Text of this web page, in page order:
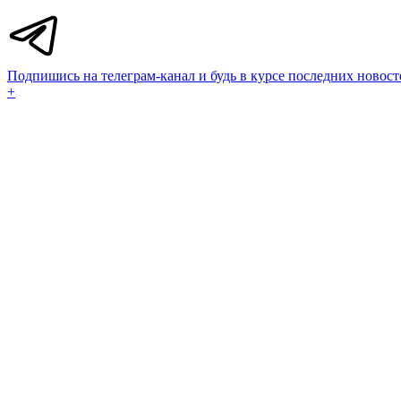
Подпишись на телеграм-канал и будь в курсе последних
+